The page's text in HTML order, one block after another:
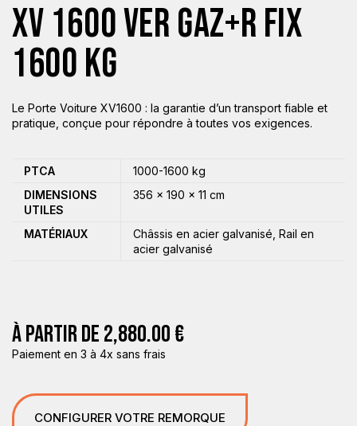
XV 1600 VER GAZ+R FIX
1600 KG
Le Porte Voiture XV1600 : la garantie d’un transport fiable et
pratique, conçue pour répondre à toutes vos exigences.
PTCA
1000-1600 kg
DIMENSIONS
UTILES
356 × 190 × 11 cm
MATÉRIAUX
Châssis en acier galvanisé, Rail en
acier galvanisé
À PARTIR DE2,880.00€
Paiement en 3 à 4x sans frais
CONFIGURER VOTRE REMORQUE